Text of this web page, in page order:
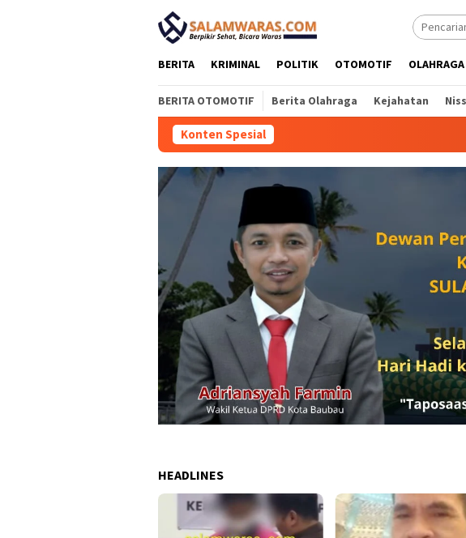
BERITA KRIMINAL POLITIK OTOMOTIF OLAHRAGA
BERITA OTOMOTIF Berita Olahraga Kejahatan
Konten Spesial
HEADLINES